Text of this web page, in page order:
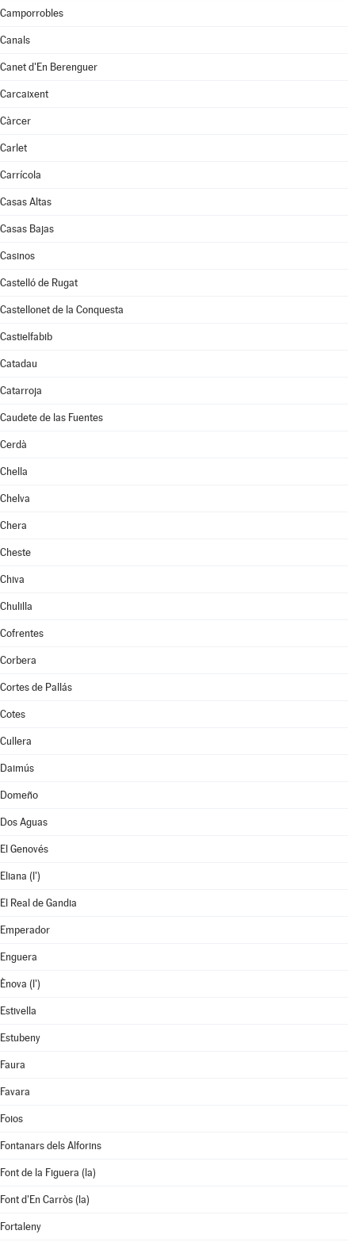
Camporrobles
Canals
Canet d'En Berenguer
Carcaixent
Càrcer
Carlet
Carrícola
Casas Altas
Casas Bajas
Casinos
Castelló de Rugat
Castellonet de la Conquesta
Castielfabib
Catadau
Catarroja
Caudete de las Fuentes
Cerdà
Chella
Chelva
Chera
Cheste
Chiva
Chulilla
Cofrentes
Corbera
Cortes de Pallás
Cotes
Cullera
Daimús
Domeño
Dos Aguas
El Genovés
Eliana (l')
El Real de Gandia
Emperador
Enguera
Ènova (l')
Estivella
Estubeny
Faura
Favara
Foios
Fontanars dels Alforins
Font de la Figuera (la)
Font d'En Carròs (la)
Fortaleny